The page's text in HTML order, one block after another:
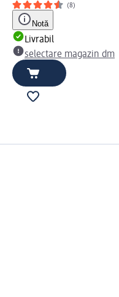
(8)
Notă
Livrabil
selectare magazin dm